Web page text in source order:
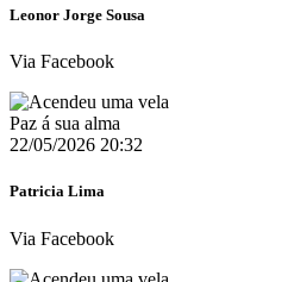
Leonor Jorge Sousa
Via Facebook
Paz á sua alma
22/05/2026 20:32
Patricia Lima
Via Facebook